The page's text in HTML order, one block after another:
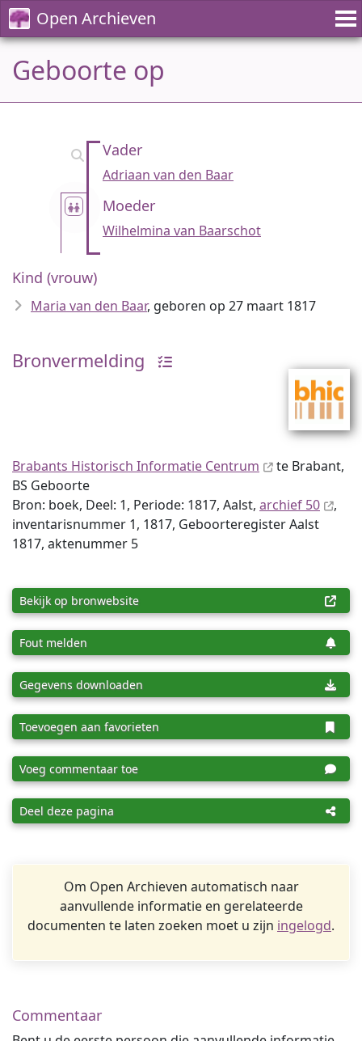
Open Archieven
Geboorte op
Vader
Adriaan van den Baar
Moeder
Wilhelmina van Baarschot
Kind (vrouw)
Maria van den Baar, geboren op 27 maart 1817
Bronvermelding
Brabants Historisch Informatie Centrum
te Brabant,
BS Geboorte
Bron: boek, Deel: 1, Periode: 1817, Aalst, archief 50
,
inventaris­num­mer 1, 1817, Geboorteregister Aalst
1817, aktenummer 5
Bekijk op bronwebsite
Fout melden
Gegevens downloaden
Toevoegen aan favorieten
Voeg commentaar toe
Deel deze pagina
Om Open Archieven automatisch naar
aanvullende informatie en gerelateerde
documenten te laten zoeken moet u zijn ingelogd.
Commentaar